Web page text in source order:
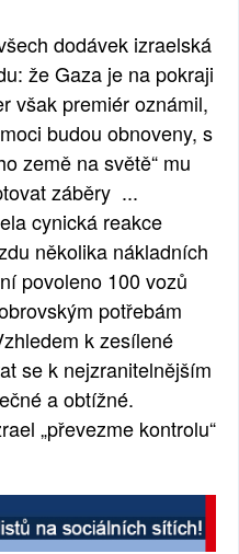
dodávek izraelská
že Gaza je na pokraji
však premiér oznámil,
budou obnoveny, s
země na světě“ mu
záběry ...
cynická reakce
několika nákladních
povoleno 100 vozů
potřebám
k zesílené
se k nejzranitelnějším
a obtížné.
„převezme kontrolu“